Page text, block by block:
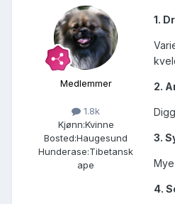
Medlemmer
1.8k
Kjønn:Kvinne
Bosted:Haugesund
Hunderase:Tibetansk
ape
1.
2.
3.
4.